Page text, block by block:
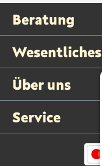
Beratung
Wesentliches
Über uns
Service